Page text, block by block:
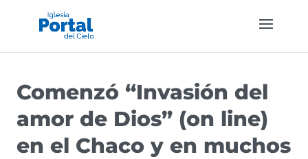
Comenzó “Invasión del
amor de Dios” (on line)
en el Chaco y en muchos